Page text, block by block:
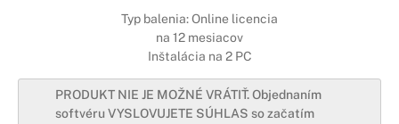
Typ balenia: Online licencia
na 12 mesiacov
Inštalácia na 2 PC
PRODUKT NIE JE MOŽNÉ VRÁTIŤ. Objednaním
softvéru VYSLOVUJETE SÚHLAS so začatím